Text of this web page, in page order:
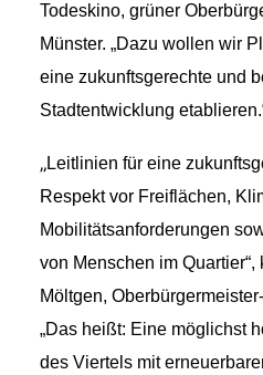
Aktiv werden
Termine
Arbeitsgruppen
Mitglied werden
Todeskino, grüner
Münster. „Dazu wollen wir
eine zukunftsgerechte und
Stadtentwicklung etablieren.
„Leitlinien für eine
Respekt vor Freiflächen,
Mobilitätsanforderungen s
von Menschen im Quartier“,
Möltgen,
„Das heißt: Eine möglichst
des Viertels mit